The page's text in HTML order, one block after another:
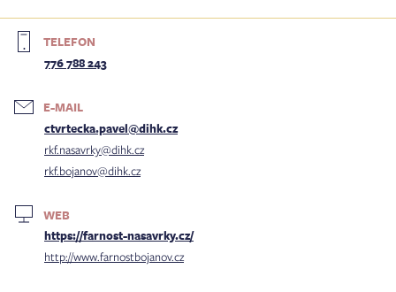
TELEFON
776 788 243
E-MAIL
ctvrtecka.pavel@dihk.cz
rkf.nasavrky@dihk.cz
rkf.bojanov@dihk.cz
WEB
https://farnost-nasavrky.cz/
http://www.farnostbojanov.cz